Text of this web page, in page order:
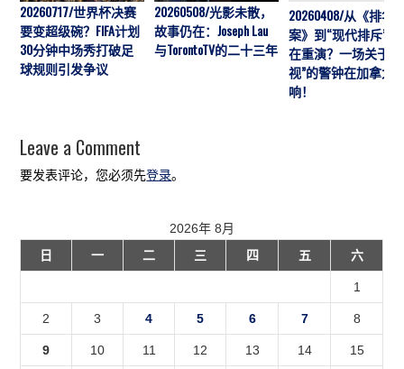
20260717/世界杯决赛
要变超级碗？FIFA计划
30分钟中场秀打破足
球规则引发争议
20260508/光影未散，
故事仍在：Joseph Lau
与TorontoTV的二十三年
20260408/从《排华
案》到“现代排斥”历
在重演？一场关于“
视”的警钟在加拿大
响！
Leave a Comment
要发表评论，您必须先登录。
2026年 8月
日
一 二 三 四 五 六
1
2 3 4 5 6 7 8
9 10 11 12 13 14 15